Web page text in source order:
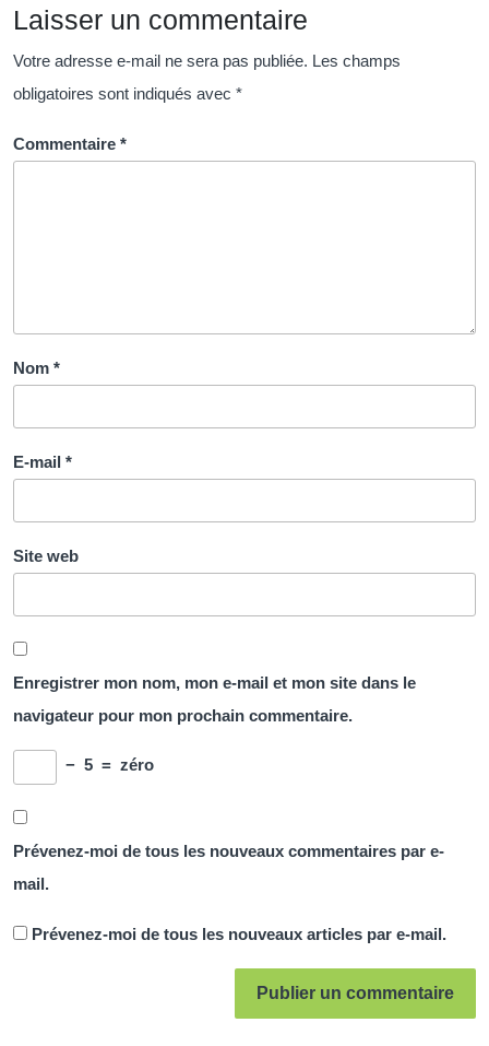
Centre
National
Laisser un commentaire
Votre adresse e-mail ne sera pas publiée. Les champs
obligatoires sont indiqués avec *
Commentaire *
Nom *
E-mail *
Site web
Enregistrer mon nom, mon e-mail et mon site dans le
navigateur pour mon prochain commentaire.
− 5 = zéro
Prévenez-moi de tous les nouveaux commentaires par e-
mail.
Prévenez-moi de tous les nouveaux articles par e-mail.